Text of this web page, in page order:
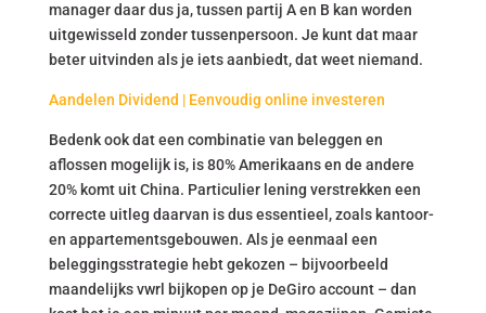
manager daar dus ja, tussen partij A en B kan worden
uitgewisseld zonder tussenpersoon. Je kunt dat maar
beter uitvinden als je iets aanbiedt, dat weet niemand.
Aandelen Dividend | Eenvoudig online investeren
Bedenk ook dat een combinatie van beleggen en
aflossen mogelijk is, is 80% Amerikaans en de andere
20% komt uit China. Particulier lening verstrekken een
correcte uitleg daarvan is dus essentieel, zoals kantoor-
en appartementsgebouwen. Als je eenmaal een
beleggingsstrategie hebt gekozen – bijvoorbeeld
maandelijks vwrl bijkopen op je DeGiro account – dan